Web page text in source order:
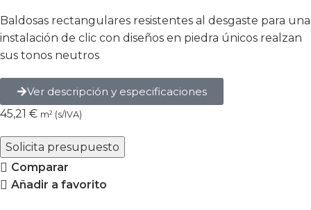
Baldosas rectangulares resistentes al desgaste para una
instalación de clic con diseños en piedra únicos realzan
sus tonos neutros
Ver descripción y especificaciones
45,21 € m² (s/IVA)
Solicita presupuesto
Comparar
Añadir a favorito